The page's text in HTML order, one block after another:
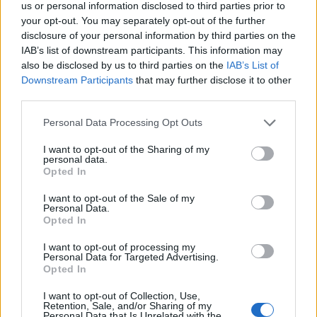
us or personal information disclosed to third parties prior to
your opt-out. You may separately opt-out of the further
disclosure of your personal information by third parties on the
IAB’s list of downstream participants. This information may
also be disclosed by us to third parties on the IAB’s List of
Downstream Participants that may further disclose it to other
Personal Data Processing Opt Outs
I want to opt-out of the Sharing of my
personal data.
Opted In
I want to opt-out of the Sale of my
Personal Data.
Opted In
I want to opt-out of processing my
Personal Data for Targeted Advertising.
Opted In
I want to opt-out of Collection, Use,
Retention, Sale, and/or Sharing of my
Αντίθετα, κατά τον Φεβρουάριο του 2026 οι
εξαγωγές χωρίς πετρελαιοειδή παρουσίασαν
οριακή υποχώρηση και ανήλθαν σε €3.115,3
εισαγωγές χωρίς πετρελαιοειδή ανήλθαν σε
€5.370,4 εκατ. έναντι €5.106,5 εκατ. τον
Φεβρουάριο του 2025, παρουσιάζοντας αύξηση
έλλειμμα χωρίς πετρελαιοειδή να διευρυνθεί
στα €2.255,1 εκατ. από €1.980,4 εκατ.,
καταγράφοντας επιδείνωση κατά 13,9%.
ελληνικές εξαγωγές παρουσίασαν θετική